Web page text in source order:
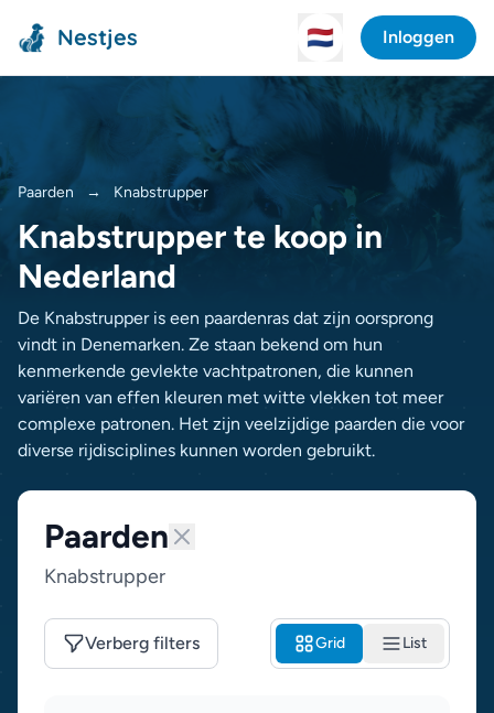
Nestjes 🇳🇱 Inloggen
Paarden → Knabstrupper
Knabstrupper te koop in
Nederland
De Knabstrupper is een paardenras dat zijn oorsprong
vindt in Denemarken. Ze staan bekend om hun
kenmerkende gevlekte vachtpatronen, die kunnen
variëren van effen kleuren met witte vlekken tot meer
complexe patronen. Het zijn veelzijdige paarden die voor
diverse rijdisciplines kunnen worden gebruikt.
Paarden
Knabstrupper
Verberg filters Grid List